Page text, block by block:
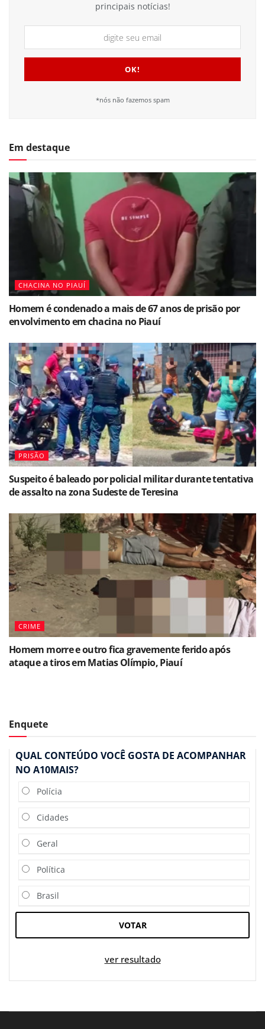
principais notícias!
*nós não fazemos spam
Em destaque
CHACINA NO PIAUÍ
Homem é condenado a mais de 67 anos de prisão por
envolvimento em chacina no Piauí
PRISÃO
Suspeito é baleado por policial militar durante tentativa
de assalto na zona Sudeste de Teresina
CRIME
Homem morre e outro fica gravemente ferido após
ataque a tiros em Matias Olímpio, Piauí
Enquete
QUAL CONTEÚDO VOCÊ GOSTA DE ACOMPANHAR
NO A10MAIS?
Polícia
Cidades
Geral
Política
Brasil
VOTAR
ver resultado